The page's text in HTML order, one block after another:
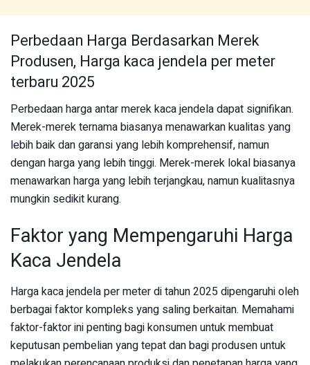
Perbedaan Harga Berdasarkan Merek
Produsen, Harga kaca jendela per meter
terbaru 2025
Perbedaan harga antar merek kaca jendela dapat signifikan.
Merek-merek ternama biasanya menawarkan kualitas yang
lebih baik dan garansi yang lebih komprehensif, namun
dengan harga yang lebih tinggi. Merek-merek lokal biasanya
menawarkan harga yang lebih terjangkau, namun kualitasnya
mungkin sedikit kurang.
Faktor yang Mempengaruhi Harga
Kaca Jendela
Harga kaca jendela per meter di tahun 2025 dipengaruhi oleh
berbagai faktor kompleks yang saling berkaitan. Memahami
faktor-faktor ini penting bagi konsumen untuk membuat
keputusan pembelian yang tepat dan bagi produsen untuk